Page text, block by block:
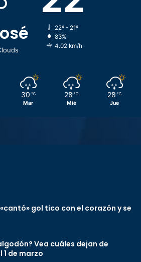
22º - 21º
83%
4.02 km/h
30 ℃
Mar
28 ℃
Mié
28 ℃
Jue
gol tico con el corazón y se
Vea cuáles dejan de
de marzo